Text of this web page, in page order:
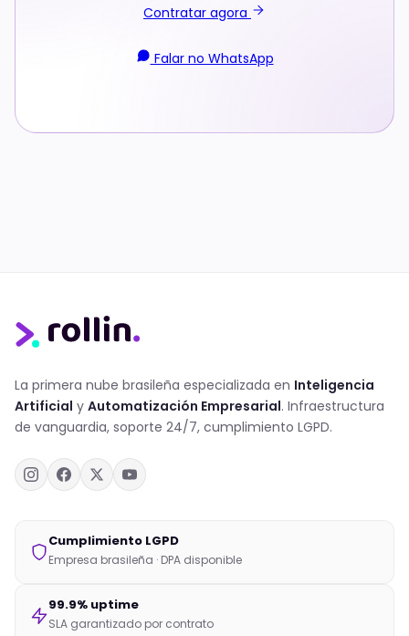
Contratar agora
Falar no WhatsApp
La primera nube brasileña especializada en Inteligencia
Artificial y Automatización Empresarial. Infraestructura
de vanguardia, soporte 24/7, cumplimiento LGPD.
Cumplimiento LGPD
Empresa brasileña · DPA disponible
99.9% uptime
SLA garantizado por contrato